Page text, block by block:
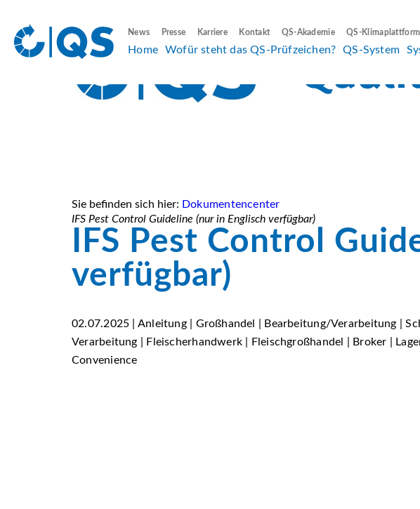
News Presse Karriere Kontakt QS-Akademie QS-Klimaplattform
Home Wofür steht das QS-Prüfzeichen? QS-System
Sie befinden sich hier: Dokumentencenter
IFS Pest Control Guideline (nur in Englisch verfügbar)
IFS Pest Control
verfügbar)
02.07.2025 | Anleitung | Großhandel | Bearbeitung/Verarbeitung |
Verarbeitung | Fleischerhandwerk | Fleischgroßhandel | Broker |
Convenience